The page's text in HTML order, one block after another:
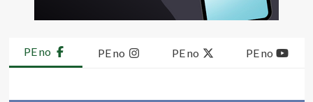
PE no PE no PE no PE no